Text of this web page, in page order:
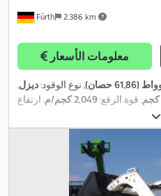
Fürth 2.386 km
معلومات الأسعار
, نوع الوقود:ديزل,
, قوة الرفع:2,049 كجم/م
, ارتفاع
الصنع:2019, ساعات التشغيل:
مجرفة قياسية, مصابيح أمامية